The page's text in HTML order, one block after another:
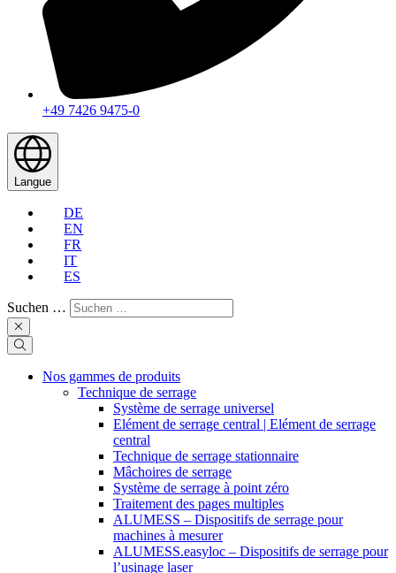
+49 7426 9475-0
Langue
DE
EN
FR
IT
ES
Suchen …
Nos gammes de produits
Technique de serrage
Système de serrage universel
Elément de serrage central | Elément de serrage
central
Technique de serrage stationnaire
Mâchoires de serrage
Système de serrage à point zéro
Traitement des pages multiples
ALUMESS – Dispositifs de serrage pour
machines à mesurer
ALUMESS.easyloc – Dispositifs de serrage pour
l’usinage laser